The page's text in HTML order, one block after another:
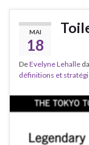
MAI
18
DeEvelyne Lehalle
définitions et